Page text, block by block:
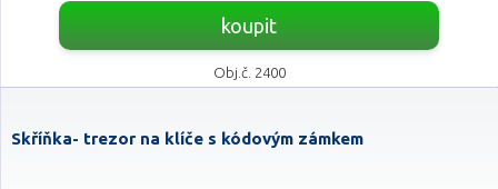
koupit
Obj.č. 2400
Skříňka- trezor na klíče s kódovým zámkem